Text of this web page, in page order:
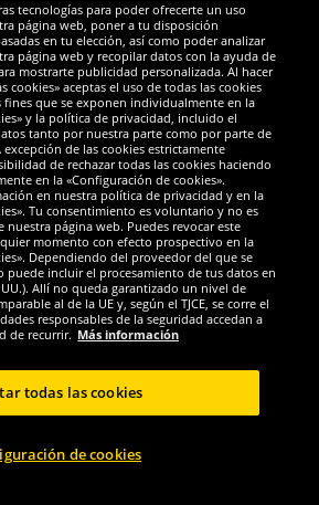
Galardones
sociales
los derechos reservados
tecnologías para poder ofrecerte un uso
página web, poner a tu disposición
en tu elección, así como poder analizar
página web y recopilar datos con la ayuda de
mostrarte publicidad personalizada. Al hacer
cookies» aceptas el uso de todas las cookies
fines que se exponen individualmente en la
y la política de privacidad, incluido el
tanto por nuestra parte como por parte de
de las cookies estrictamente
de rechazar todas las cookies haciendo
en la «Configuración de cookies».
en nuestra política de privacidad y en la
Tu consentimiento es voluntario y no es
nuestra página web. Puedes revocar este
momento con efecto prospectivo en la
Dependiendo del proveedor del que se
puede incluir el procesamiento de tus datos en
UU.). Allí no queda garantizado un nivel de
al de la UE y, según el TJCE, se corre el
responsables de la seguridad accedan a
de recurrir. Más información
de cookies
todas las cookies